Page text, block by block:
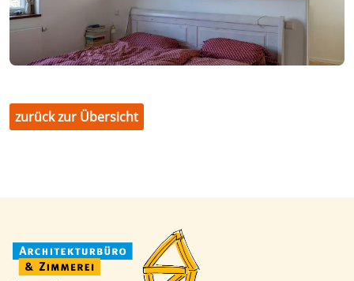
zurück zur Übersicht